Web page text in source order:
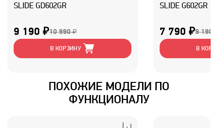
SLIDE GD602GR
9 190 ₽10 990 ₽
В КОРЗИНУ
SLIDE G602GR
7 790 ₽9 190
В
ПОХОЖИЕ МОДЕЛИ ПО
ФУНКЦИОНАЛУ